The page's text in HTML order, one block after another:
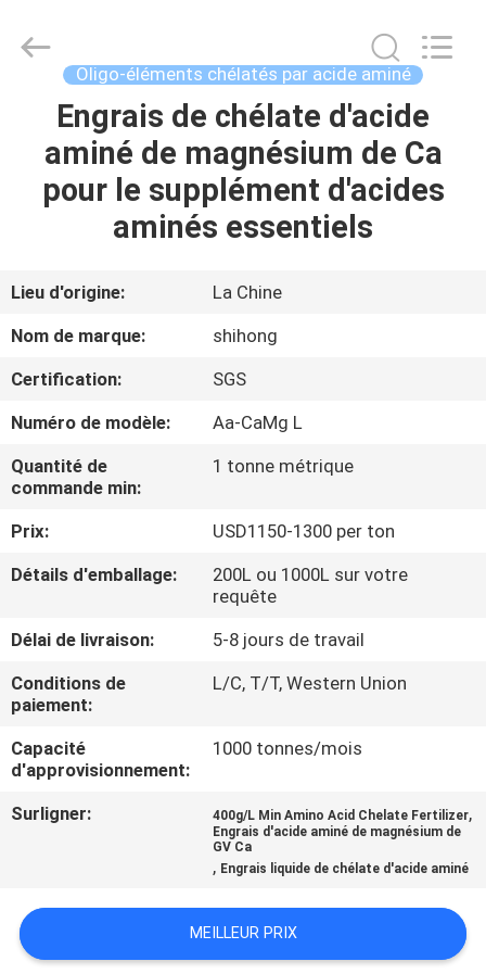
MAISON
PRODUITS
AU
DE
NOUS
VISITE
D'USINE
DE
QUALITÉ
CONTACTEZ-
NOUS
CITATION
Shihong
Technology
Oligo-éléments chélatés par acide aminé
Engrais de chélate d'acide
aminé de magnésium de Ca
pour le supplément d'acides
aminés essentiels
Lieu d'origine:
La Chine
Nom de marque:
shihong
Certification:
SGS
Numéro de modèle:
Aa-CaMg L
Quantité de
commande min:
1 tonne métrique
Prix:
USD1150-1300 per ton
Détails d'emballage:
200L ou 1000L sur votre
requête
Délai de livraison:
5-8 jours de travail
Conditions de
paiement:
L/C, T/T, Western Union
Capacité
d'approvisionnement:
1000 tonnes/mois
Surligner: 400g/L Min Amino Acid Chelate Fertilizer,
Engrais d'acide aminé de magnésium de
GV Ca
, Engrais liquide de chélate d'acide aminé
MEILLEUR PRIX